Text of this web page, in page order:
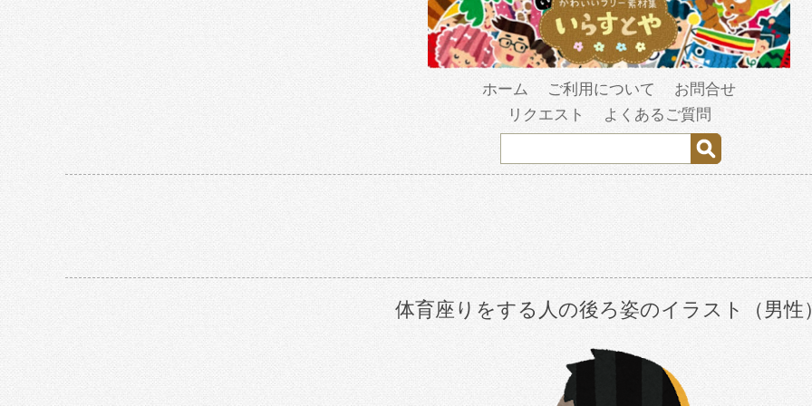
ホーム ご利用について
お問合せ
リクエスト
よくあるご質問
体育座りをする人の後ろ姿のイラスト（男性